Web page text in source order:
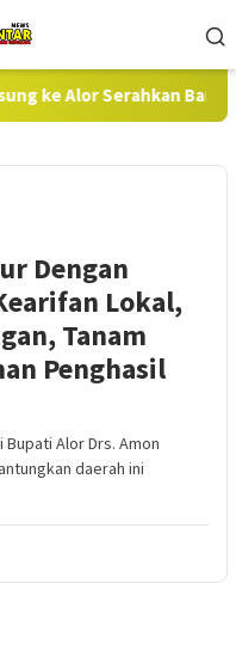
Serahkan Bantuan
Dengan
Lokal,
Tanam
Penghasil
Bupati Alor Drs. Amon
daerah ini